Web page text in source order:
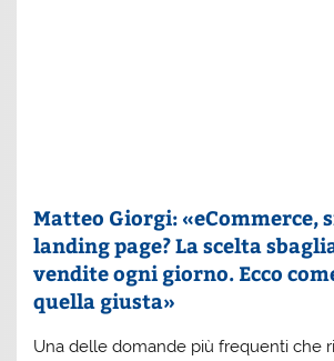
Matteo Giorgi: «eCommerce,
landing page? La scelta
vendite ogni giorno. Ecco
quella giusta»
Una delle domande più frequenti che